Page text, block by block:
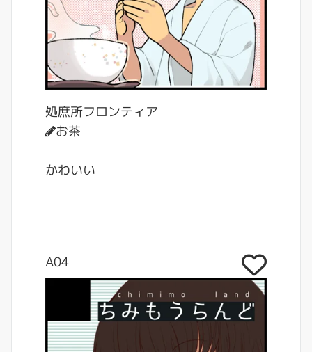
処庶所フロンティア
お茶
かわいい
A04